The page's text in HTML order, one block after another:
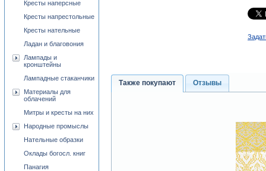
Также покупают Отзывы
Кресты наперсные
Кресты напрестольные
Кресты нательные
Ладан и благовония
Лампады и
кронштейны
Лампадные стаканчики
Материалы для
облачений
Митры и кресты на них
Народные промыслы
Нательные образки
Оклады богосл. книг
Панагия